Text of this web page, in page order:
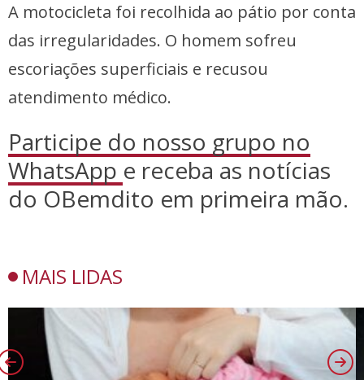
A motocicleta foi recolhida ao pátio por conta
das irregularidades. O homem sofreu
escoriações superficiais e recusou
atendimento médico.
Participe do nosso grupo no
WhatsApp e receba as notícias
do OBemdito em primeira mão.
MAIS LIDAS